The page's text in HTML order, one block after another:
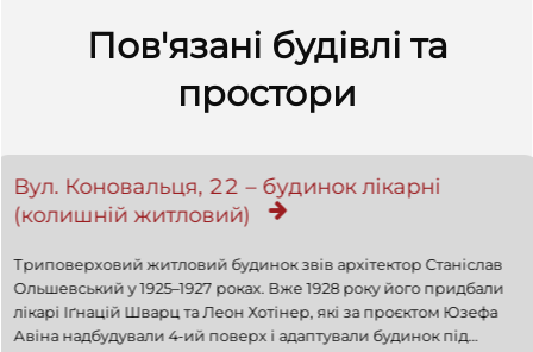
Пов'язані будівлі та
простори
Вул. Коновальця, 22 – будинок лікарні
(колишній житловий)
Триповерховий житловий будинок звів архітектор Станіслав
Ольшевський у 1925–1927 роках. Вже 1928 року його придбали
лікарі Іґнацій Шварц та Леон Хотінер, які за проєктом Юзефа
Авіна надбудували 4-ий поверх і адаптували будинок під